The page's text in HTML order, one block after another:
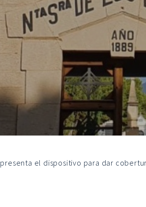
el dispositivo para dar